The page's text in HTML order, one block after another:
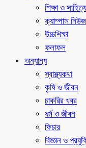
শিক্ষা ও সাহিত্য
ক্যাম্পাস নিউজ
উচ্চশিক্ষা
ফলাফল
অন্যান্য
স্বাস্থ্যকথা
কৃষি ও জীবন
চাকরির খবর
ধর্ম ও জীবন
ফিচার
বিজ্ঞান ও